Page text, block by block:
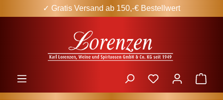
Zum Hauptinhalt springen
✓ Gratis Versand ab 150,-€ Bestellwert